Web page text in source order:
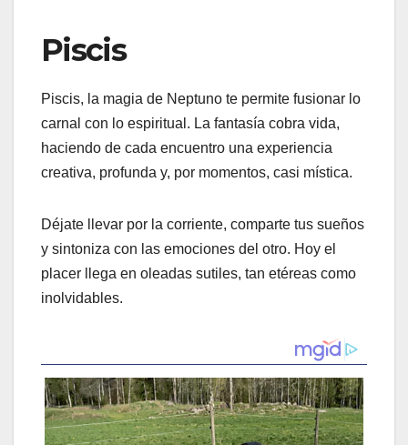
Piscis
Piscis, la magia de Neptuno te permite fusionar lo
carnal con lo espiritual. La fantasía cobra vida,
haciendo de cada encuentro una experiencia
creativa, profunda y, por momentos, casi mística.
Déjate llevar por la corriente, comparte tus sueños
y sintoniza con las emociones del otro. Hoy el
placer llega en oleadas sutiles, tan etéreas como
inolvidables.